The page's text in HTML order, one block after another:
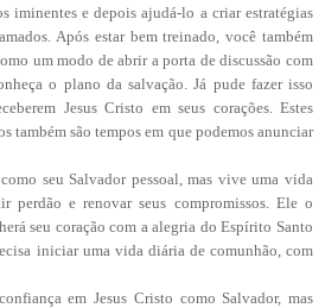
iminentes e depois ajudá-lo a criar estratégias
Após estar bem treinado, você também
um modo de abrir a porta de discussão com
o plano da salvação. Já pude fazer isso
Jesus Cristo em seus corações. Estes
também são tempos em que podemos anunciar
seu Salvador pessoal, mas vive uma vida
perdão e renovar seus compromissos. Ele o
seu coração com a alegria do Espírito Santo
iniciar uma vida diária de comunhão, com
em Jesus Cristo como Salvador, mas